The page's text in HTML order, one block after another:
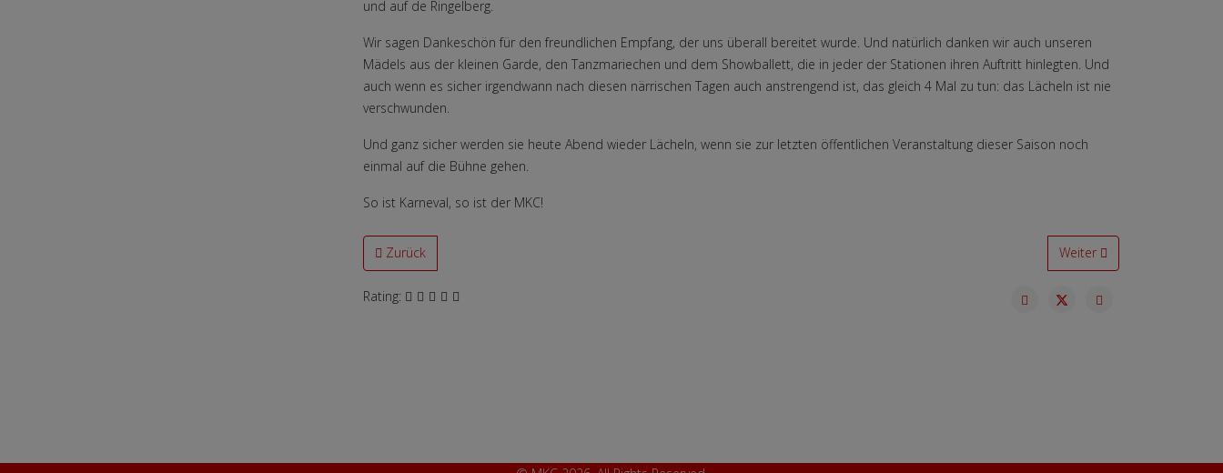
und auf de Ringelberg.
Wir sagen Dankeschön für den freundlichen Empfang, der uns überall bereitet wurde. Und natürlich danken wir auch unseren
Mädels aus der kleinen Garde, den Tanzmariechen und dem Showballett, die in jeder der Stationen ihren Auftritt hinlegten. Und
auch wenn es sicher irgendwann nach diesen närrischen Tagen auch anstrengend ist, das gleich 4 Mal zu tun: das Lächeln ist nie
verschwunden.
Und ganz sicher werden sie heute Abend wieder Lächeln, wenn sie zur letzten öffentlichen Veranstaltung dieser Saison noch
einmal auf die Bühne gehen.
So ist Karneval, so ist der MKC!
Vorheriger Beitrag: Es ist vorbei, bye, bye 62. Saison
Zurück Nächster Beitrag: Massen-
Weiter
Rating: